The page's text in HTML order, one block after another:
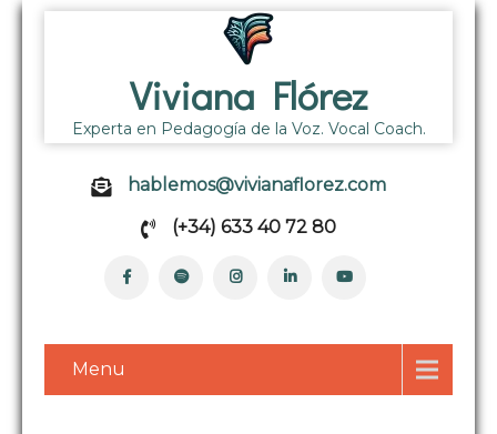
Viviana Flórez
Experta en Pedagogía de la Voz. Vocal Coach.
hablemos@vivianaflorez.com
(+34) 633 40 72 80
Menu